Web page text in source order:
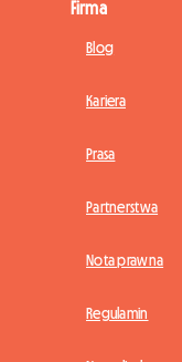
Firma
Blog
Kariera
Prasa
Partnerstwa
Nota prawna
Regulamin